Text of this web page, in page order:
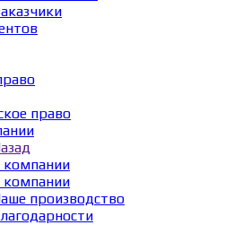
право
компании
компании
производство